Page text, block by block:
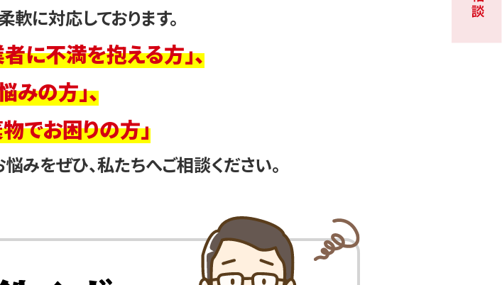
に対応しております。
に不満を抱える方」、
の方」、
でお困りの方」
みをぜひ、私たちへご相談ください。